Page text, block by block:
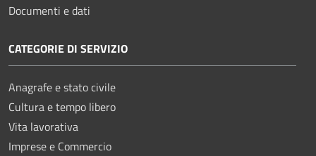
Documenti e dati
CATEGORIE DI SERVIZIO
Anagrafe e stato civile
Cultura e tempo libero
Vita lavorativa
Imprese e Commercio